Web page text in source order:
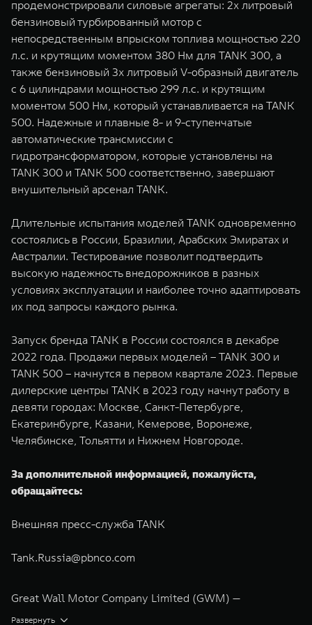
продемонстрировали силовые агрегаты: 2х литровый
бензиновый турбированный мотор с
непосредственным впрыском топлива мощностью 220
л.с. и крутящим моментом 380 Нм для TANK 300, а
также бензиновый 3х литровый V-образный двигатель
с 6 цилиндрами мощностью 299 л.с. и крутящим
моментом 500 Нм, который устанавливается на TANK
500. Надежные и плавные 8- и 9-ступенчатые
автоматические трансмиссии с
гидротрансформатором, которые установлены на
TANK 300 и TANK 500 соответственно, завершают
внушительный арсенал TANK.
Длительные испытания моделей TANK одновременно
состоялись в России, Бразилии, Арабских Эмиратах и
Австралии. Тестирование позволит подтвердить
высокую надежность внедорожников в разных
условиях эксплуатации и наиболее точно адаптировать
их под запросы каждого рынка.
Запуск бренда TANK в России состоялся в декабре
2022 года. Продажи первых моделей – TANK 300 и
TANK 500 – начнутся в первом квартале 2023. Первые
дилерские центры TANK в 2023 году начнут работу в
девяти городах: Москве, Санкт-Петербурге,
Екатеринбурге, Казани, Кемерове, Воронеже,
Челябинске, Тольятти и Нижнем Новгороде.
За дополнительной информацией, пожалуйста,
обращайтесь:
Внешняя пресс-служба TANK
Tank.Russia@pbnco.com
Great Wall Motor Company Limited (GWM) —
глобальный производитель внедорожников,
Развернуть